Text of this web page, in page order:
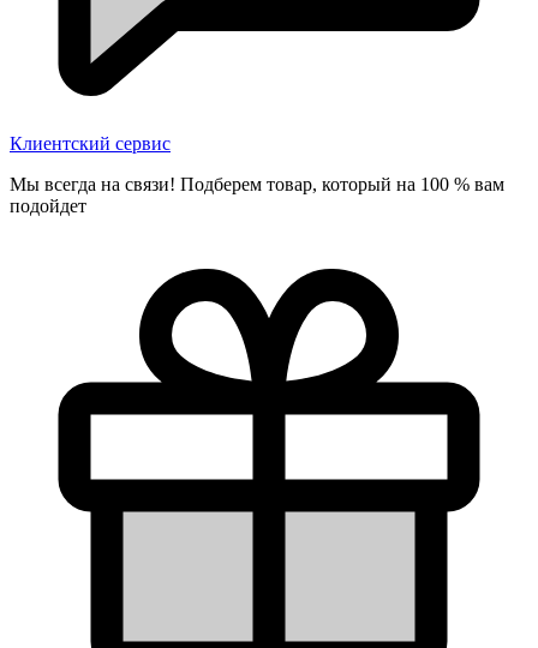
Клиентский сервис
Мы всегда на связи! Подберем товар, который на 100 % вам
подойдет